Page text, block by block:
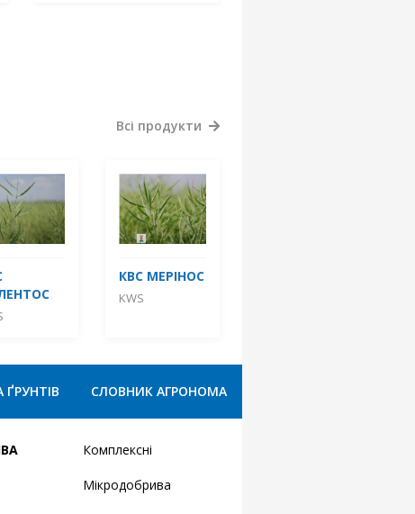
КВС МЕРІНОС
KWS
Всі продукти
ҐРУНТІВ СЛОВНИК АГРОНОМА
Комплексні
Мікродобрива